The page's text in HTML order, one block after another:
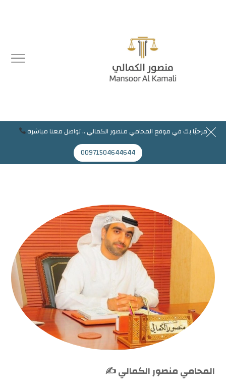
مرحبًا بك في موقع المحامي منصور الكمالي .. تواصل معنا مباشرة
00971504644644
مرحبا بك في موقع المحامي منصور الكمالي
00971504644644
Mansoor@jaflaws.com
المحامي منصور الكمالي ✍️